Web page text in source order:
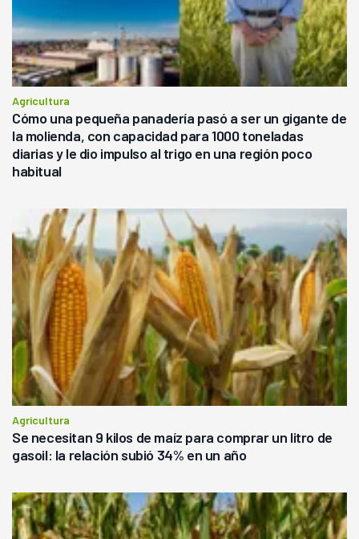
Agricultura
Cómo una pequeña panadería pasó a ser un gigante de
la molienda, con capacidad para 1000 toneladas
diarias y le dio impulso al trigo en una región poco
habitual
Agricultura
Se necesitan 9 kilos de maíz para comprar un litro de
gasoil: la relación subió 34% en un año